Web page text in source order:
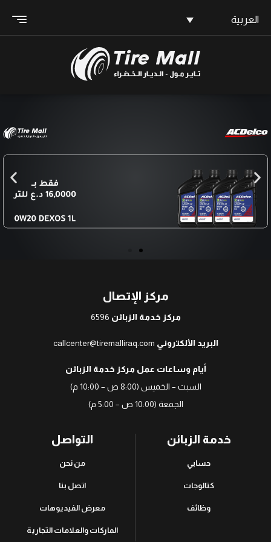
العربية
مركز الإتصال
مركز خدمة الزبائن 6596
البريد الألكتروني callcenter@tiremalliraq.com
أيام وساعات عمل مركز خدمة الزبائن
السبت – الخميس (8:00 ص – 10:00 م)
الجمعة (10:00 ص – 5:00 م)
خدمة الزبائن
حسابي
كتالوجات
وظائف
التواصل
من نحن
اتصل بنا
معرض الفيديوهات
الماركات والعلامات التجارية